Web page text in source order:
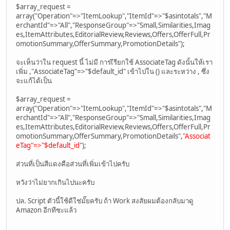
$array_request =
array("Operation"=>"ItemLookup","ItemId"=>"$asintotals","M
erchantId"=>"All","ResponseGroup"=>"Small,Similarities,Imag
es,ItemAttributes,EditorialReview,Reviews,Offers,OfferFull,Pr
omotionSummary,OfferSummary,PromotionDetails");
จะเห็นว่าใน request นี้ ไม่มี การเีรียกใช้ AssociateTag ดังนั้นให้เรา
เพิ่ม ,"AssociateTag"=>"$default_id" เข้าไปใน () และระหว่าง , ซึ่ง
จะแก้ได้เป็น
$array_request =
array("Operation"=>"ItemLookup","ItemId"=>"$asintotals","M
erchantId"=>"All","ResponseGroup"=>"Small,Similarities,Imag
es,ItemAttributes,EditorialReview,Reviews,Offers,OfferFull,Pr
omotionSummary,OfferSummary,PromotionDetails","Associat
eTag"=>"$default_id");
ส่วนที่เป็นสีแดงคือส่วนที่เพิ่มเข้าไปครับ
หวังว่าไม่ยากเกินไปนะครับ
ปล. Script ตัวนี้ใช้ดีใช่มั๊ยครับ ถ้า Work สงสัยผมต้องกลับมาดู
Amazon อีกทีซะแล้ว